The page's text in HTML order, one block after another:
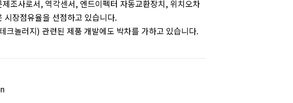
조사로서, 역각센서, 엔드이펙터 자동교환장치, 위치오차
시장점유율을 선점하고 있습니다.
크놀러지) 관련된 제품 개발에도 박차를 가하고 있습니다.